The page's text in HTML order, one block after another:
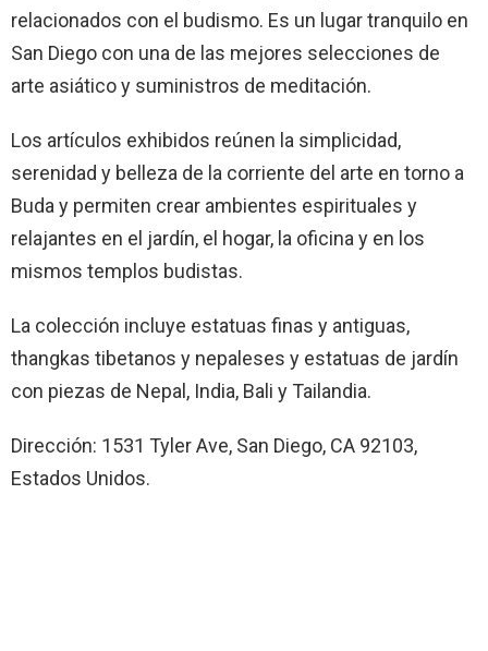
relacionados con el budismo. Es un lugar tranquilo en
San Diego con una de las mejores selecciones de
arte asiático y suministros de meditación.
Los artículos exhibidos reúnen la simplicidad,
serenidad y belleza de la corriente del arte en torno a
Buda y permiten crear ambientes espirituales y
relajantes en el jardín, el hogar, la oficina y en los
mismos templos budistas.
La colección incluye estatuas finas y antiguas,
thangkas tibetanos y nepaleses y estatuas de jardín
con piezas de Nepal, India, Bali y Tailandia.
Dirección: 1531 Tyler Ave, San Diego, CA 92103,
Estados Unidos.